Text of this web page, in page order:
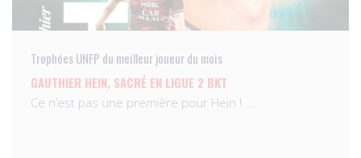
Trophées UNFP du meilleur joueur du mois
GAUTHIER HEIN, SACRÉ EN LIGUE 2 BKT
Ce n’est pas une première pour Hein ! …